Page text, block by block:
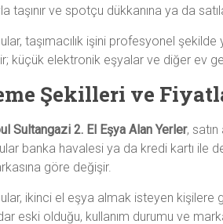
taşınır ve spotçu dükkanına ya da
taşımacılık işini profesyonel
küçük elektronik eşyalar ve diğer ev
Şekilleri ve
Sultangazi 2. El Eşya Alan Yerler,
banka havalesi ya da kredi kartı ile
göre değişir.
ikinci el eşya almak isteyen kişilere
eski olduğu, kullanım durumu ve